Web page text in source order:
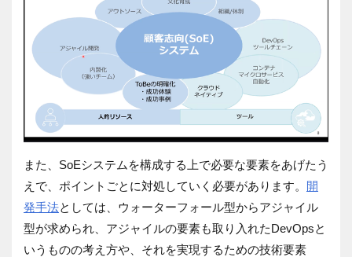
また、SoEシステムを構成する上で必要な要素をあげたう
えで、ポイントごとに対処していく必要があります。 開
発手法としては、ウォーターフォール型からアジャイル
型が求められ、アジャイルの要素も取り入れたDevOpsと
いうものの考え方や、それを実現するための技術要素